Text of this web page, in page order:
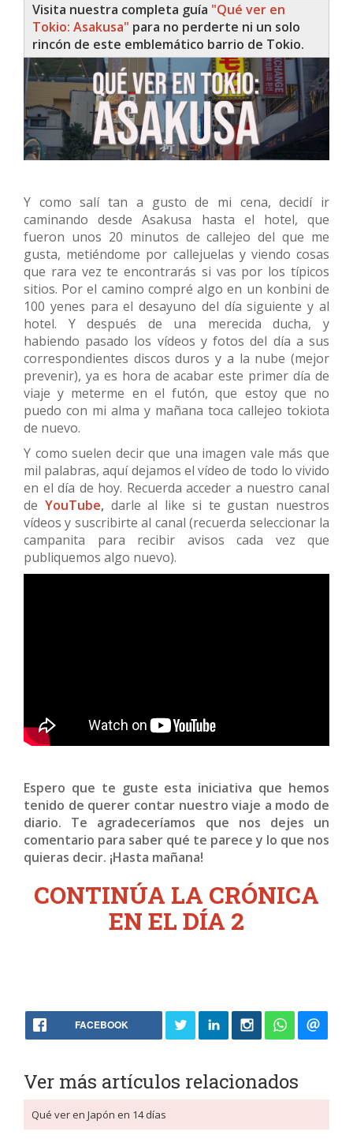
Visita nuestra completa guía "Qué ver en
Tokio: Asakusa" para no perderte ni un solo
rincón de este emblemático barrio de Tokio.
Y como salí tan a gusto de mi cena, decidí ir
caminando desde Asakusa hasta el hotel, que
fueron unos 20 minutos de callejeo del que me
gusta, metiéndome por callejuelas y viendo cosas
que rara vez te encontrarás si vas por los típicos
sitios. Por el camino compré algo en un konbini de
100 yenes para el desayuno del día siguiente y al
hotel. Y después de una merecida ducha, y
habiendo pasado los vídeos y fotos del día a sus
correspondientes discos duros y a la nube (mejor
prevenir), ya es hora de acabar este primer día de
viaje y meterme en el futón, que estoy que no
puedo con mi alma y mañana toca callejeo tokiota
de nuevo.
Y como suelen decir que una imagen vale más que
mil palabras, aquí dejamos el vídeo de todo lo vivido
en el día de hoy. Recuerda acceder a nuestro canal
de YouTube,darle al like si te gustan nuestros
vídeos y suscribirte al canal (recuerda seleccionar la
campanita para recibir avisos cada vez que
publiquemos algo nuevo).
Espero que te guste esta iniciativa que hemos
tenido de querer contar nuestro viaje a modo de
diario. Te agradeceríamos que nos dejes un
comentario para saber qué te parece y lo que nos
quieras decir. ¡Hasta mañana!
CONTINÚA LA CRÓNICA
EN EL DÍA 2
FACEBOOK
Ver más artículos relacionados
Qué ver en Japón en 14 días